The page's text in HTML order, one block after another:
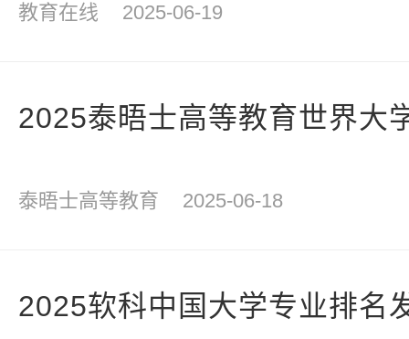
教育在线 2025-06-19
2025泰晤士高等教育世界大
泰晤士高等教育 2025-06-18
2025软科中国大学专业排名